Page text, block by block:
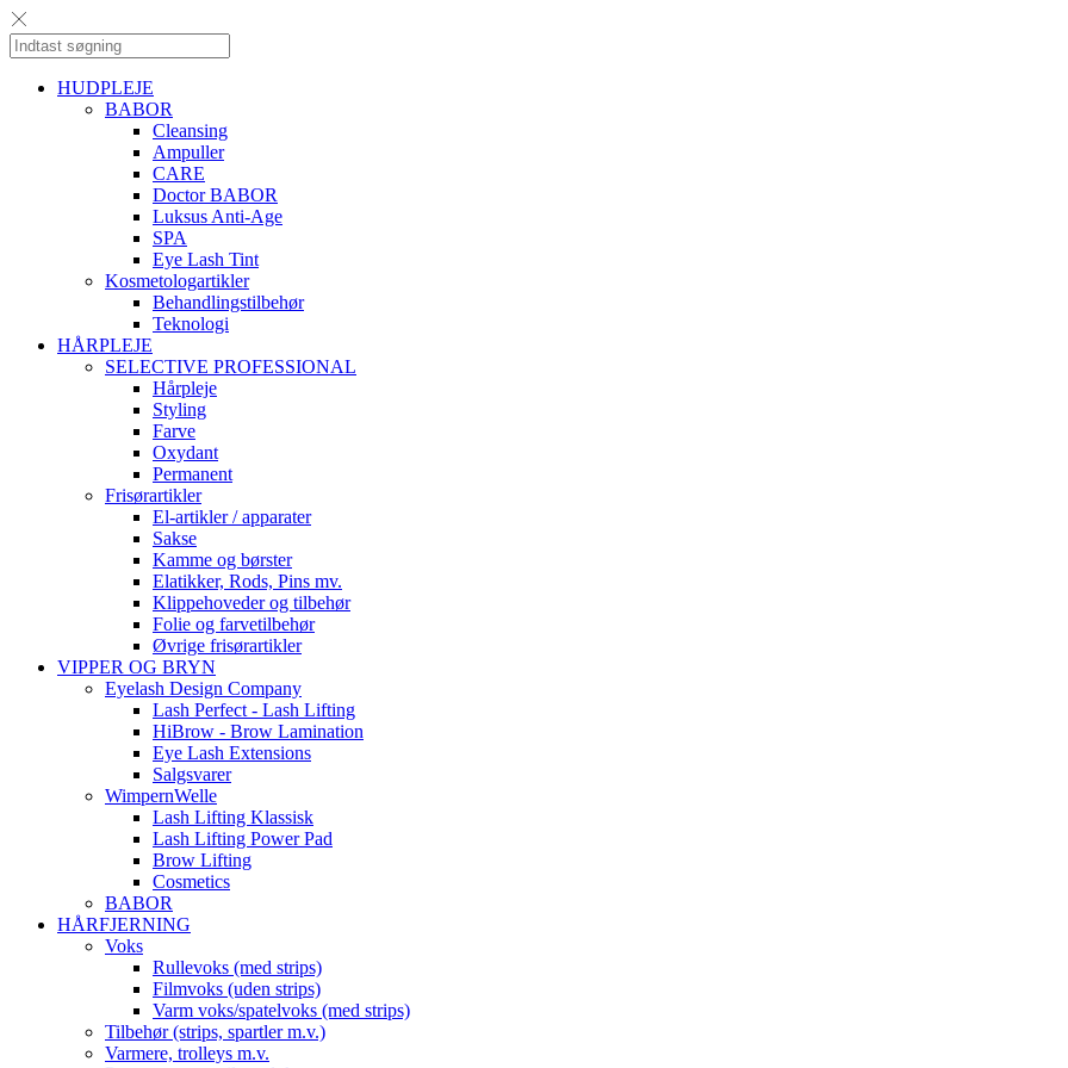
HUDPLEJE
BABOR
Cleansing
Ampuller
CARE
Doctor BABOR
Luksus Anti-Age
SPA
Eye Lash Tint
Kosmetologartikler
Behandlingstilbehør
Teknologi
HÅRPLEJE
SELECTIVE PROFESSIONAL
Hårpleje
Styling
Farve
Oxydant
Permanent
Frisørartikler
El-artikler / apparater
Sakse
Kamme og børster
Elatikker, Rods, Pins mv.
Klippehoveder og tilbehør
Folie og farvetilbehør
Øvrige frisørartikler
VIPPER OG BRYN
Eyelash Design Company
Lash Perfect - Lash Lifting
HiBrow - Brow Lamination
Eye Lash Extensions
Salgsvarer
WimpernWelle
Lash Lifting Klassisk
Lash Lifting Power Pad
Brow Lifting
Cosmetics
BABOR
HÅRFJERNING
Voks
Rullevoks (med strips)
Filmvoks (uden strips)
Varm voks/spatelvoks (med strips)
Tilbehør (strips, spartler m.v.)
Varmere, trolleys m.v.